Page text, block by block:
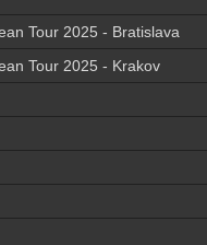
Tour 2025 - Bratislava
Tour 2025 - Krakov